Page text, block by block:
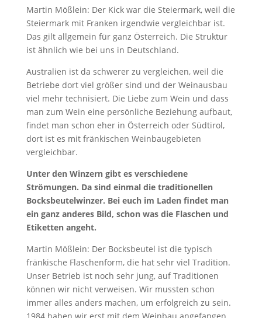
Martin Mößlein: Der Kick war die Steiermark, weil die
Steiermark mit Franken irgendwie vergleichbar ist.
Das gilt allgemein für ganz Österreich. Die Struktur
ist ähnlich wie bei uns in Deutschland.
Australien ist da schwerer zu vergleichen, weil die
Betriebe dort viel größer sind und der Weinausbau
viel mehr technisiert. Die Liebe zum Wein und dass
man zum Wein eine persönliche Beziehung aufbaut,
findet man schon eher in Österreich oder Südtirol,
dort ist es mit fränkischen Weinbaugebieten
vergleichbar.
Unter den Winzern gibt es verschiedene
Strömungen. Da sind einmal die traditionellen
Bocksbeutelwinzer. Bei euch im Laden findet man
ein ganz anderes Bild, schon was die Flaschen und
Etiketten angeht.
Martin Mößlein: Der Bocksbeutel ist die typisch
fränkische Flaschenform, die hat sehr viel Tradition.
Unser Betrieb ist noch sehr jung, auf Traditionen
können wir nicht verweisen. Wir mussten schon
immer alles anders machen, um erfolgreich zu sein.